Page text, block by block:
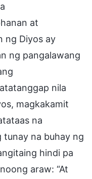
at
ng Diyos ay
ng pangalawang
nila
magkakamit
na
na buhay ng
hindi pa
araw: “At